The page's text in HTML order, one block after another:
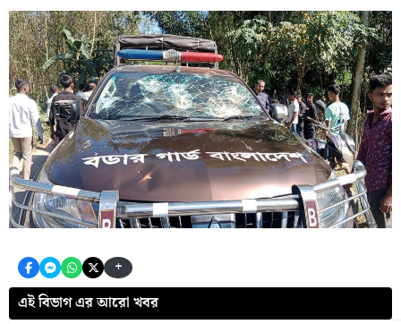
+
এই বিভাগ এর আরো খবর